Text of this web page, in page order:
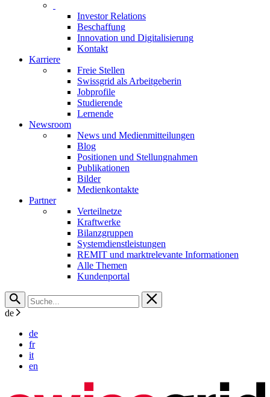
Investor Relations
Beschaffung
Innovation und Digitalisierung
Kontakt
Karriere
Freie Stellen
Swissgrid als Arbeitgeberin
Jobprofile
Studierende
Lernende
Newsroom
News und Medienmitteilungen
Blog
Positionen und Stellungnahmen
Publikationen
Bilder
Medienkontakte
Partner
Verteilnetze
Kraftwerke
Bilanzgruppen
Systemdienstleistungen
REMIT und marktrelevante Informationen
Alle Themen
Kundenportal
de
de
fr
it
en